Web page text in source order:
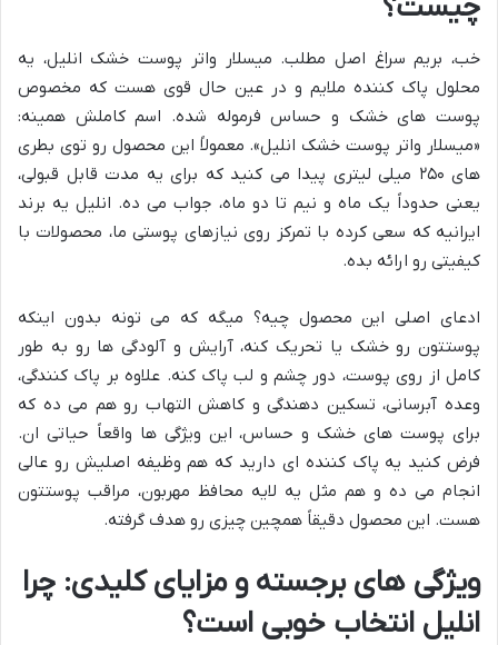
چیست؟
خب، بریم سراغ اصل مطلب. میسلار واتر پوست خشک انلیل، یه
محلول پاک کننده ملایم و در عین حال قوی هست که مخصوص
پوست های خشک و حساس فرموله شده. اسم کاملش همینه:
«میسلار واتر پوست خشک انلیل». معمولاً این محصول رو توی بطری
های ۲۵۰ میلی لیتری پیدا می کنید که برای یه مدت قابل قبولی،
یعنی حدوداً یک ماه و نیم تا دو ماه، جواب می ده. انلیل یه برند
ایرانیه که سعی کرده با تمرکز روی نیازهای پوستی ما، محصولات با
کیفیتی رو ارائه بده.
ادعای اصلی این محصول چیه؟ میگه که می تونه بدون اینکه
پوستتون رو خشک یا تحریک کنه، آرایش و آلودگی ها رو به طور
کامل از روی پوست، دور چشم و لب پاک کنه. علاوه بر پاک کنندگی،
وعده آبرسانی، تسکین دهندگی و کاهش التهاب رو هم می ده که
برای پوست های خشک و حساس، این ویژگی ها واقعاً حیاتی ان.
فرض کنید یه پاک کننده ای دارید که هم وظیفه اصلیش رو عالی
انجام می ده و هم مثل یه لایه محافظ مهربون، مراقب پوستتون
هست. این محصول دقیقاً همچین چیزی رو هدف گرفته.
ویژگی های برجسته و مزایای کلیدی: چرا
انلیل انتخاب خوبی است؟